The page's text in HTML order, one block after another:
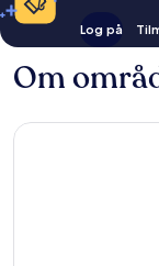
Log på
Om